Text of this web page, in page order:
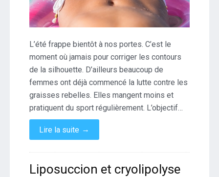
L’été frappe bientôt à nos portes. C’est le
moment où jamais pour corriger les contours
de la silhouette. D’ailleurs beaucoup de
femmes ont déjà commencé la lutte contre les
graisses rebelles. Elles mangent moins et
pratiquent du sport régulièrement. L’objectif…
Lire la suite →
Liposuccion et cryolipolyse